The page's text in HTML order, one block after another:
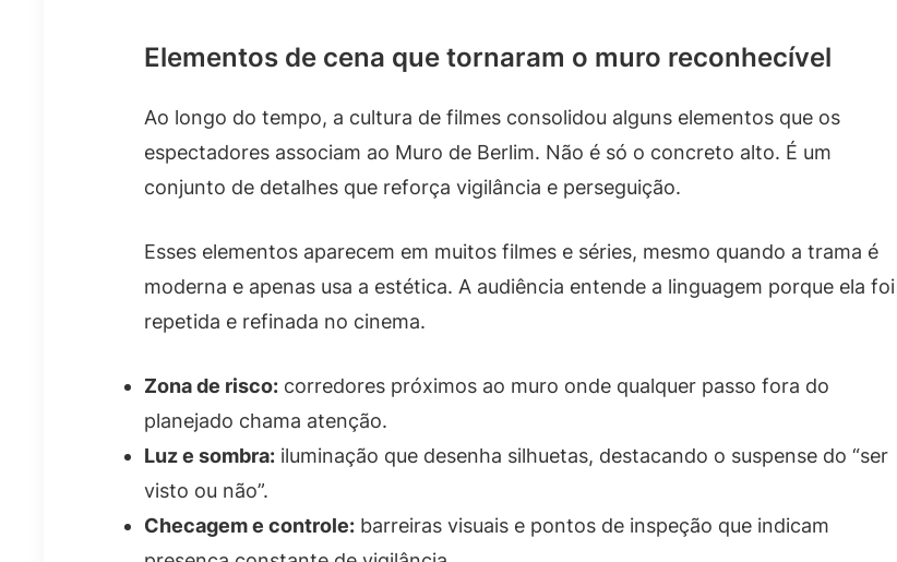
Elementos de cena que tornaram o muro reconhecível
Ao longo do tempo, a cultura de filmes consolidou alguns elementos que os
espectadores associam ao Muro de Berlim. Não é só o concreto alto. É um
conjunto de detalhes que reforça vigilância e perseguição.
Esses elementos aparecem em muitos filmes e séries, mesmo quando a trama é
moderna e apenas usa a estética. A audiência entende a linguagem porque ela foi
repetida e refinada no cinema.
Zona de risco: corredores próximos ao muro onde qualquer passo fora do
planejado chama atenção.
Luz e sombra: iluminação que desenha silhuetas, destacando o suspense do “ser
visto ou não”.
Checagem e controle: barreiras visuais e pontos de inspeção que indicam